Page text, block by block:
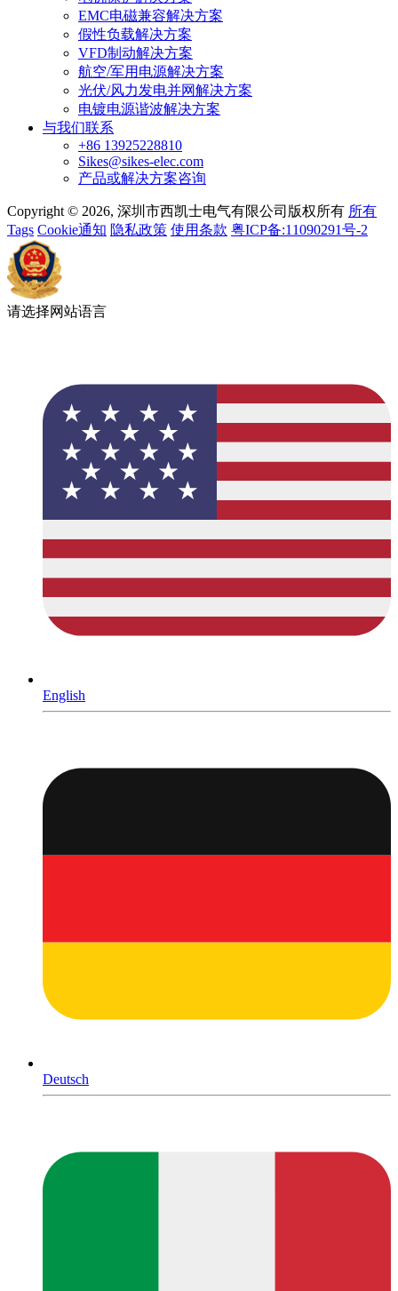
EMC电磁兼容解决方案
假性负载解决方案
VFD制动解决方案
航空/军用电源解决方案
光伏/风力发电并网解决方案
电镀电源谐波解决方案
与我们联系
+86 13925228810
Sikes@sikes-elec.com
产品或解决方案咨询
Copyright © 2026, 深圳市西凯士电气有限公司版权所有 所有
Tags Cookie通知 隐私政策 使用条款 粤ICP备:11090291号-2
请选择网站语言
English
Deutsch